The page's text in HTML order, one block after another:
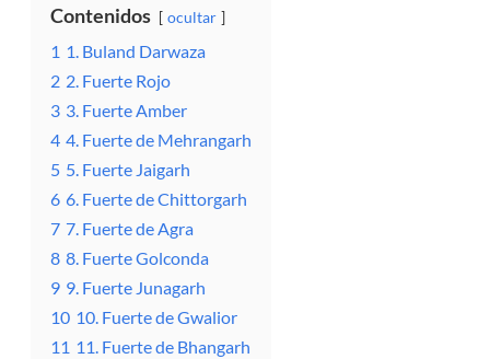
Contenidos ocultar
1 1. Buland Darwaza
2 2. Fuerte Rojo
3 3. Fuerte Amber
4 4. Fuerte de Mehrangarh
5 5. Fuerte Jaigarh
6 6. Fuerte de Chittorgarh
7 7. Fuerte de Agra
8 8. Fuerte Golconda
9 9. Fuerte Junagarh
10 10. Fuerte de Gwalior
11 11. Fuerte de Bhangarh